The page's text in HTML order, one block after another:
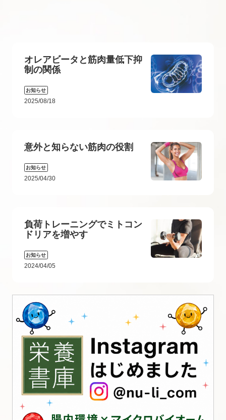
オレアビータと筋肉量低下抑
制の関係
お知らせ
2025/08/18
意外と知らない筋肉の役割
お知らせ
2025/04/30
負荷トレーニングでミトコン
ドリアを増やす
お知らせ
2024/04/05